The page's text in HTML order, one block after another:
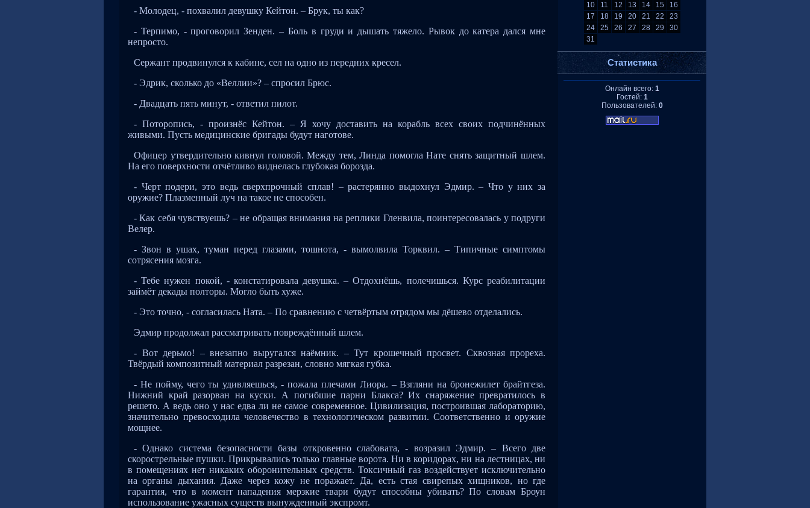
- Молодец, - похвалил девушку Кейтон. – Брук, ты как?
- Терпимо, - проговорил Зенден. – Боль в груди и дышать тяжело. Рывок до катера дался мне
непросто.
Сержант продвинулся к кабине, сел на одно из передних кресел.
- Эдрик, сколько до «Веллии»? – спросил Брюс.
- Двадцать пять минут, - ответил пилот.
- Поторопись, - произнёс Кейтон. – Я хочу доставить на корабль всех своих подчинённых
живыми. Пусть медицинские бригады будут наготове.
Офицер утвердительно кивнул головой. Между тем, Линда помогла Нате снять защитный шлем.
На его поверхности отчётливо виднелась глубокая борозда.
- Черт подери, это ведь сверхпрочный сплав! – растерянно выдохнул Эдмир. – Что у них за
оружие? Плазменный луч на такое не способен.
- Как себя чувствуешь? – не обращая внимания на реплики Гленвила, поинтересовалась у подруги
Велер.
- Звон в ушах, туман перед глазами, тошнота, - вымолвила Торквил. – Типичные симптомы
сотрясения мозга.
- Тебе нужен покой, - констатировала девушка. – Отдохнёшь, полечишься. Курс реабилитации
займёт декады полторы. Могло быть хуже.
- Это точно, - согласилась Ната. – По сравнению с четвёртым отрядом мы дёшево отделались.
Эдмир продолжал рассматривать повреждённый шлем.
- Вот дерьмо! – внезапно выругался наёмник. – Тут крошечный просвет. Сквозная прореха.
Твёрдый композитный материал разрезан, словно мягкая губка.
- Не пойму, чего ты удивляешься, - пожала плечами Лиора. – Взгляни на бронежилет брайтгеза.
Нижний край разорван на куски. А погибшие парни Блакса? Их снаряжение превратилось в
решето. А ведь оно у нас едва ли не самое современное. Цивилизация, построившая лабораторию,
значительно превосходила человечество в технологическом развитии. Соответственно и оружие
мощнее.
- Однако система безопасности базы откровенно слабовата, - возразил Эдмир. – Всего две
скорострельные пушки. Прикрывались только главные ворота. Ни в коридорах, ни на лестницах, ни
в помещениях нет никаких оборонительных средств. Токсичный газ воздействует исключительно
на органы дыхания. Даже через кожу не поражает. Да, есть стая свирепых хищников, но где
гарантия, что в момент нападения мерзкие твари будут способны убивать? По словам Броун
использование ужасных существ вынужденный экспромт.
10
11 12 13 14 15
16
17
18 19 20 21 22
23
24
25 26 27 28 29
30
31
Статистика
Онлайн всего: 1
Гостей: 1
Пользователей: 0